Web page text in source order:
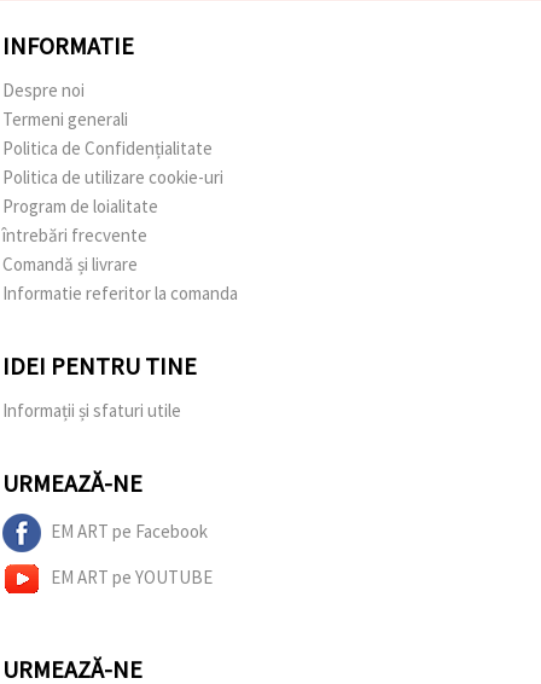
INFORMATIE
Despre noi
Termeni generali
Politica de Confidențialitate
Politica de utilizare cookie-uri
Program de loialitate
întrebări frecvente
Comandă și livrare
Informatie referitor la comanda
IDEI PENTRU TINE
Informații și sfaturi utile
URMEAZĂ-NE
EM ART pe Facebook
EM ART pe YOUTUBE
URMEAZĂ-NE